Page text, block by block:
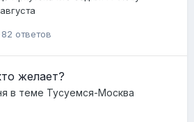
82 ответов
желает?
в теме Тусуемся-Москва